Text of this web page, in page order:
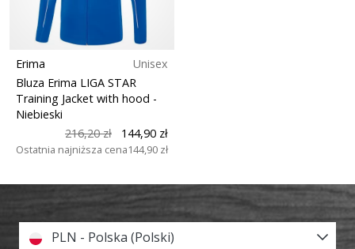
Erima
Unisex
Bluza Erima LIGA STAR
Training Jacket with hood -
Niebieski
216,20 zł
144,90 zł
Ostatnia najniższa cena144,90 zł
PLN - Polska (Polski)